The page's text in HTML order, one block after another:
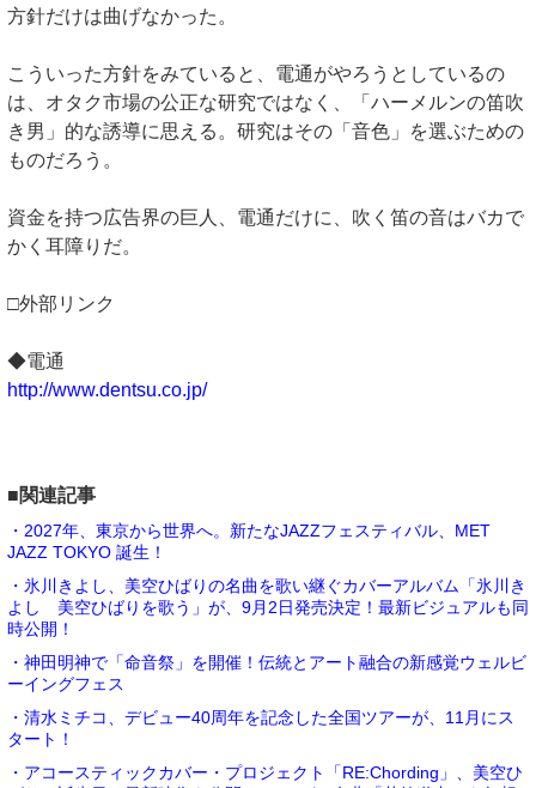
方針だけは曲げなかった。
こういった方針をみていると、電通がやろうとしているの
は、オタク市場の公正な研究ではなく、「ハーメルンの笛吹
き男」的な誘導に思える。研究はその「音色」を選ぶための
ものだろう。
資金を持つ広告界の巨人、電通だけに、吹く笛の音はバカで
かく耳障りだ。
□外部リンク
◆電通
http://www.dentsu.co.jp/
■関連記事
・2027年、東京から世界へ。新たなJAZZフェスティバル、MET
JAZZ TOKYO 誕生！
・氷川きよし、美空ひばりの名曲を歌い継ぐカバーアルバム「氷川き
よし 美空ひばりを歌う」が、9月2日発売決定！最新ビジュアルも同
時公開！
・神田明神で「命音祭」を開催！伝統とアート融合の新感覚ウェルビ
ーイングフェス
・清水ミチコ、デビュー40周年を記念した全国ツアーが、11月にス
タート！
・アコースティックカバー・プロジェクト「RE:Chording」、美空ひ